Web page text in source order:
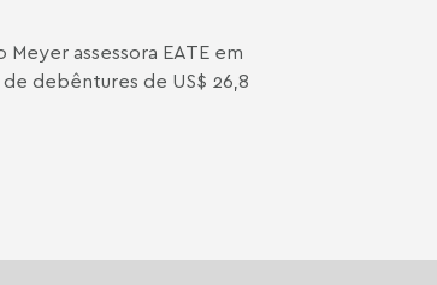
Meyer assessora EATE em
de debêntures de US$ 26,8